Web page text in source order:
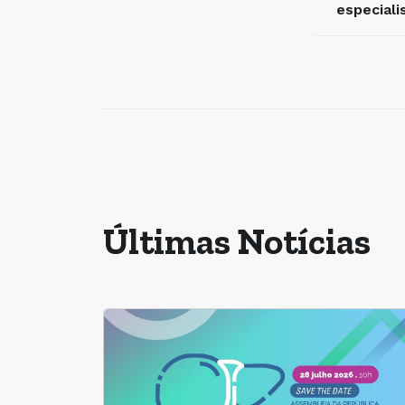
Últimas Notícias